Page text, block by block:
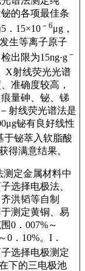
的各项最佳条
．15×10－6μg，
生等离子原子
出限为15ng·g －
X射线荧光光谱
准确度较高，
量砷、铋、锑
射线荧光谱法是
铋有良好线性
于铋萃入软脂酸
得满意结果。
定金属材料中
选择电极法、
洪韬等自制
测定黄铜、易
0．007%～
0．10%。I．
选择电极测定
下的三电极池